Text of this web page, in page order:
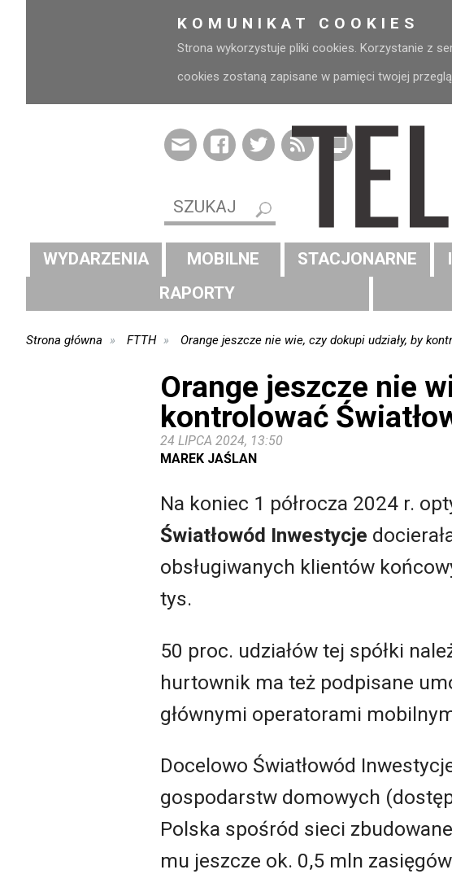
KOMUNIKAT COOKIES
Strona wykorzystuje pliki cookies. Korzystanie z
cookies zostaną zapisane w pamięci twojej
WYDARZENIA MOBILNE STACJONARNE
RAPORTY
Strona główna FTTH Orange jeszcze nie wie, czy dokupi udziały, by
Orange jeszcze nie
kontrolować
24 LIPCA 2024, 13:50
MAREK JAŚLAN
Na koniec 1 półrocza 2024 r.
Światłowód Inwestycje
obsługiwanych klientów
tys.
50 proc. udziałów tej spółki
hurtownik ma też podpisane
głównymi operatorami
Docelowo Światłowód
gospodarstw domowych
Polska spośród sieci
mu jeszcze ok. 0,5 mln